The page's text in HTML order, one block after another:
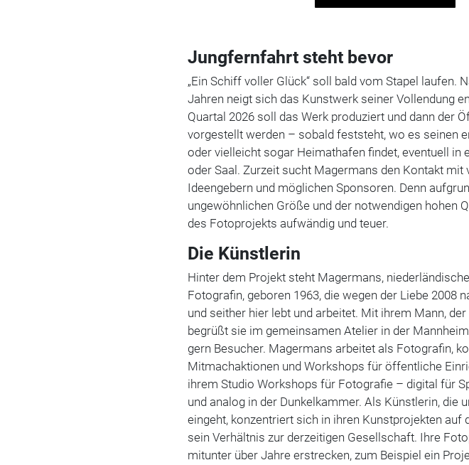
Jungfernfahrt steht bevor
„Ein Schiff voller Glück“ soll bald vom Stapel laufen.
Jahren neigt sich das Kunstwerk seiner Vollendung
Quartal 2026 soll das Werk produziert und dann der
vorgestellt werden – sobald feststeht, wo es seinen
oder vielleicht sogar Heimathafen findet, eventuell in
oder Saal. Zurzeit sucht Magermans den Kontakt mit
Ideengebern und möglichen Sponsoren. Denn
ungewöhnlichen Größe und der notwendigen hohen
des Fotoprojekts aufwändig und teuer.
Die Künstlerin
Hinter dem Projekt steht Magermans,
Fotografin, geboren 1963, die wegen der Liebe 2008
und seither hier lebt und arbeitet. Mit ihrem Mann,
begrüßt sie im gemeinsamen Atelier in der
gern Besucher. Magermans arbeitet als Fotografin,
Mitmachaktionen und Workshops für öffentliche
ihrem Studio Workshops für Fotografie – digital für
und analog in der Dunkelkammer.Als Künstlerin, die
eingeht, konzentriert sich in ihren Kunstprojekten auf
sein Verhältnis zur derzeitigen Gesellschaft. Ihre
mitunter über Jahre erstrecken, zum Beispiel ein